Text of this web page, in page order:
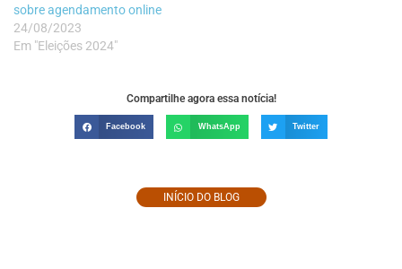
sobre agendamento online
24/08/2023
Em "Eleições 2024"
Compartilhe agora essa notícia!
Facebook WhatsApp Twitter
INÍCIO DO BLOG